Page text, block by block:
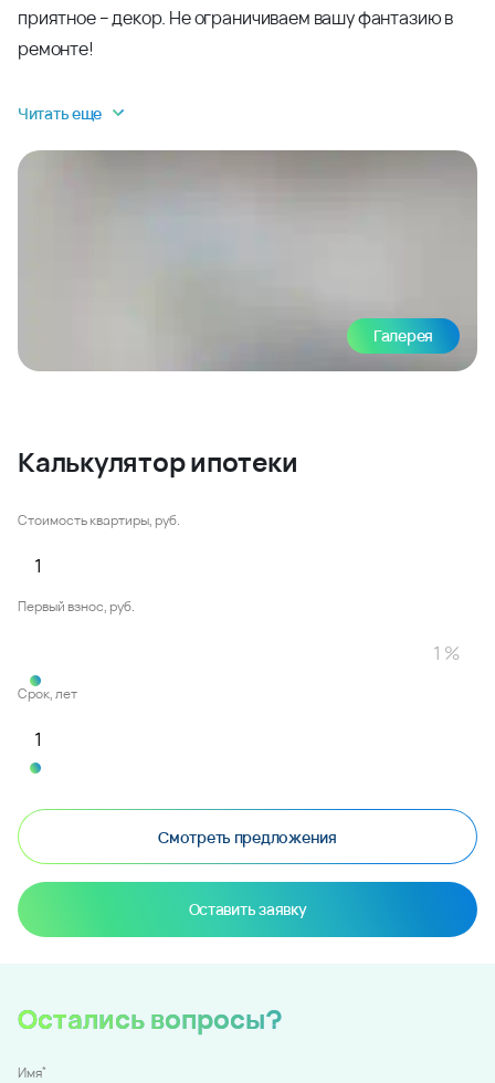
приятное – декор. Не ограничиваем вашу фантазию в
ремонте!
Читать еще
Галерея
Калькулятор ипотеки
Стоимость квартиры, руб.
Первый взнос, руб.
Срок, лет
Смотреть предложения
Оставить заявку
Остались вопросы?
Имя*